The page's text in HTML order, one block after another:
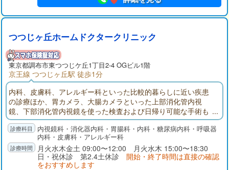
つつじヶ丘ホームドクタークリニック
東京都調布市東つつじケ丘1丁目2-4 OGビル1階
京王線 つつじヶ丘駅 徒歩1分
内科、皮膚科、アレルギー科といった比較的暮らしに近い疾患
の診療ほか、胃カメラ、大腸カメラといった上部消化管内視
鏡、下部消化管内視鏡を使った検査および日帰り可能な手術も
行っています。些細なことでも何か健康不安を感じた際には、
すぐにご相談ください。身近な「ホームドクター（家庭医）」
として、いつも笑顔で心温かな診療を心がけ、地域の皆様の健
康増進をサポートいたします。
内視鏡科・消化器内科・胃腸科・内科・糖尿病内科・呼吸器
内科・皮膚科・アレルギー科
月火水木金土 09:00〜12:00 月火水木 15:00〜18:30
日・祝休診 第2.4土休診 開始・終了時間は直接の確認
をおすすめします